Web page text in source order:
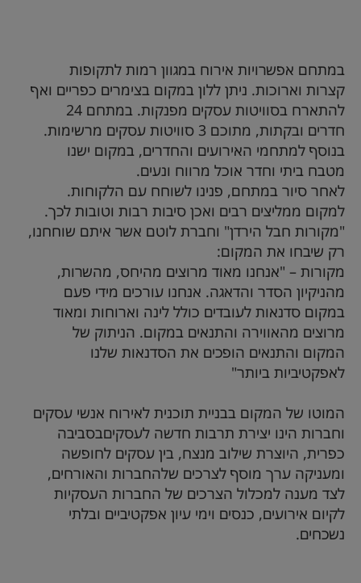
במתחם אפשרויות אירוח במגוון רמות לתקופות
קצרות וארוכות. ניתן ללון במקום בצימרים כפריים ואף
להתארח בסוויטות עסקים מפנקות. במתחם 24
חדרים ובקתות, מתוכם 3 סוויטות עסקים מרשימות.
בנוסף למתחמי האירועים והחדרים, במקום ישנו
מטבח ביתי וחדר אוכל מרווח ונעים.
לאחר סיור במתחם, פנינו לשוחח עם הלקוחות.
למקום ממליצים רבים ואכן סיבות רבות וטובות לכך.
"מקורות חבל הירדן" וחברת לוטם אשר איתם שוחחנו,
רק שיבחו את המקום:
מקורות – "אנחנו מאוד מרוצים מהיחס, מהשרות,
מהניקיון הסדר והדאגה. אנחנו עורכים מידי פעם
במקום סדנאות לעובדים כולל לינה וארוחות ומאוד
מרוצים מהאווירה והתנאים במקום. הניתוק של
המקום והתנאים הופכים את הסדנאות שלנו
לאפקטיביות ביותר"
המוטו של המקום בבניית תוכנית לאירוח אנשי עסקים
וחברות הינו יצירת תרבות חדשה לעסקיםבסביבה
כפרית, היוצרת שילוב מנצח, בין עסקים לחופשה
ומעניקה ערך מוסף לצרכים שלהחברות והאורחים,
לצד מענה למכלול הצרכים של החברות העסקיות
לקיום אירועים, כנסים וימי עיון אפקטיביים ובלתי
נשכחים.